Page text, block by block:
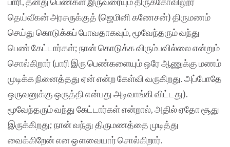
தெய்வீகன் அரசருக்குத் (ஜெமினி கணேசன்) திருமணம்
செய்து கொடுக்கப் போவதாகவும், மூவேந்தரும் வந்து
பெண் கேட்டார்கள்; நான் கொடுக்க விரும்பவில்லை என்றும்
சொல்கிறார் (பாரி இரு பெண்களையும் ஒரே ஆணுக்கு மணம்
முடிக்க நினைத்தது ஏன் என்ற கேள்வி வருகிறது. அப்போதே
ஒருவனுக்கு ஒருத்தி என்பது அடிவாங்கி விட்டது).
மூவேந்தரும் வந்து கேட்டார்கள் என்றால், அதில் ஏதோ சூது
இருக்கிறது; நான் வந்து திருமணத்தை முடித்து
வைக்கிறேன் என ஔவையார் சொல்கிறார்.